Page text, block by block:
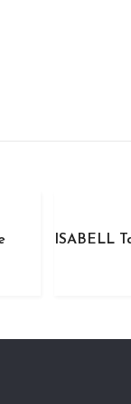
ISABELL